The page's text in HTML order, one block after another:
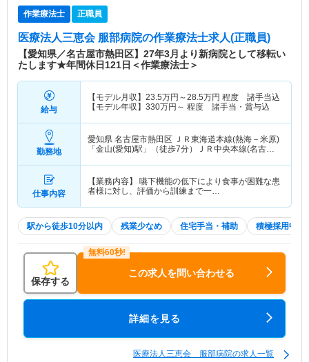
作業療法士 正職員
医療法人三恵会 服部病院の作業療法士求人(正職員)
【愛知県／名古屋市熱田区】27年3月より新病院として移転い
たします★年間休日121日＜作業療法士＞
給与
【モデル月収】 23.5万円～28.5万円 程度 諸手当込
【モデル年収】 330万円～ 程度 諸手当・賞与込
勤務地
愛知県 名古屋市熱田区 ＪＲ東海道本線(熱海－米原)
「金山(愛知)駅」（徒歩7分）ＪＲ中央本線(名古屋
仕事内容
【業務内容】 嚥下機能の低下により食事が困難な患
者様に対し、評価から訓練まで一…
駅から徒歩10分以内 残業少なめ 住宅手当・補助 積極採用中
保存する
この求人を問い合わせる
詳細を見る
医療法人三恵会 服部病院の求人一覧